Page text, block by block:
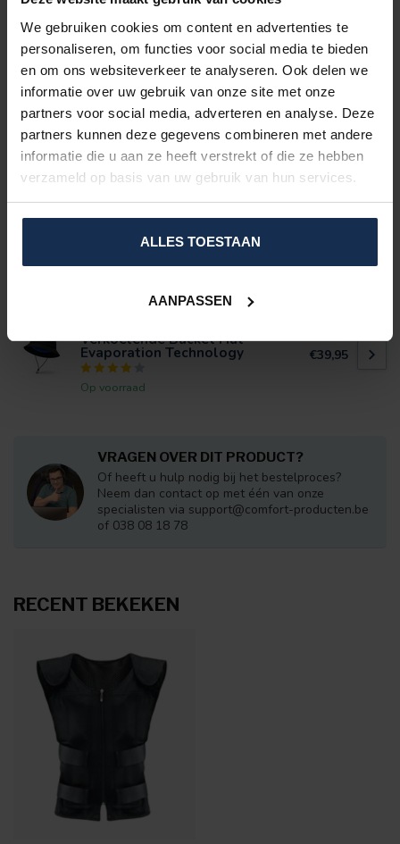
We gebruiken cookies om content en advertenties te
personaliseren, om functies voor social media te bieden
en om ons websiteverkeer te analyseren. Ook delen we
informatie over uw gebruik van onze site met onze
partners voor social media, adverteren en analyse. Deze
partners kunnen deze gegevens combineren met andere
informatie die u aan ze heeft verstrekt of die ze hebben
verzameld op basis van uw gebruik van hun services.
ALLES TOESTAAN
AANPASSEN
Verkoelende Matrasbeschermer
- BERTSCHAT® Cooling
Op voorraad
€99,95
Koelvest met koelelementen
PRO (PCM) €119,95
BERTSCHAT® Cooling
Verkoelende Bucket Hat –
Evaporation Technology
Op voorraad
€39,95
VRAGEN OVER DIT PRODUCT?
Of heeft u hulp nodig bij het bestelproces?
Neem dan contact op met één van onze
specialisten via support@comfort-producten.be
of 038 08 18 78
RECENT BEKEKEN